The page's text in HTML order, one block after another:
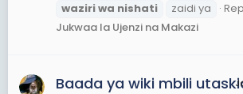
waziriwa nishati zaidi ya
Jukwaa la Ujenzi na Makazi
Baada ya wiki mbili